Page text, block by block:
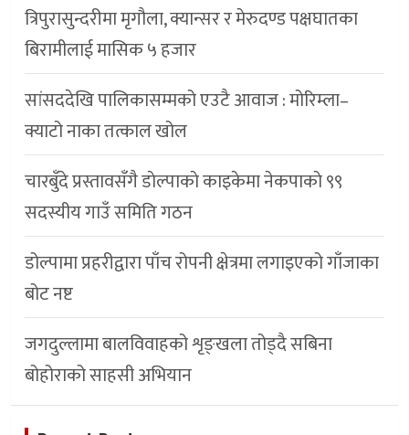
त्रिपुरासुन्दरीमा मृगौला, क्यान्सर र मेरुदण्ड पक्षघातका
बिरामीलाई मासिक ५ हजार
सांसददेखि पालिकासम्मको एउटै आवाज : मोरिम्ला–
क्याटो नाका तत्काल खोल
चारबुँदे प्रस्तावसँगै डाेल्पाकाे काइकेमा नेकपाकाे ९९
सदस्यीय गाउँ समिति गठन
डोल्पामा प्रहरीद्वारा पाँच रोपनी क्षेत्रमा लगाइएको गाँजाका
बोट नष्ट
जगदुल्लामा बालविवाहको शृङ्खला तोड्दै सबिना
बोहोराको साहसी अभियान